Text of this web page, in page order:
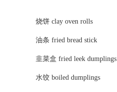
烧饼 clay oven rolls
油条 fried bread stick
韭菜盒 fried leek dumplings
水饺 boiled dumplings